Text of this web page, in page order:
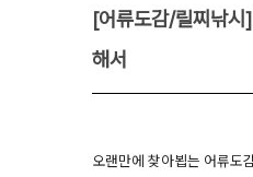
[어류도감/릴찌낚
해서
오랜만에 찾아뵙는 어류도